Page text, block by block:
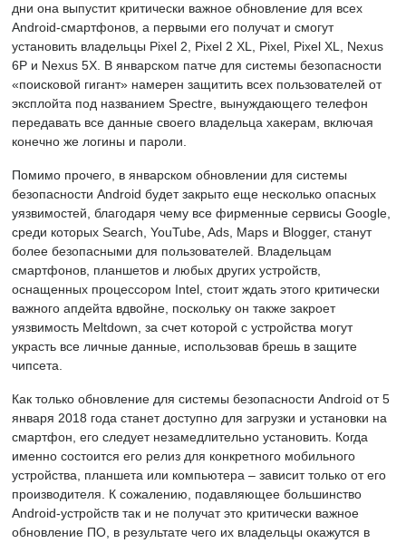
дни она выпустит критически важное обновление для всех
Android-смартфонов, а первыми его получат и смогут
установить владельцы Pixel 2, Pixel 2 XL, Pixel, Pixel XL, Nexus
6P и Nexus 5X. В январском патче для системы безопасности
«поисковой гигант» намерен защитить всех пользователей от
эксплойта под названием Spectre, вынуждающего телефон
передавать все данные своего владельца хакерам, включая
конечно же логины и пароли.
Помимо прочего, в январском обновлении для системы
безопасности Android будет закрыто еще несколько опасных
уязвимостей, благодаря чему все фирменные сервисы Google,
среди которых Search, YouTube, Ads, Maps и Blogger, станут
более безопасными для пользователей. Владельцам
смартфонов, планшетов и любых других устройств,
оснащенных процессором Intel, стоит ждать этого критически
важного апдейта вдвойне, поскольку он также закроет
уязвимость Meltdown, за счет которой с устройства могут
украсть все личные данные, использовав брешь в защите
чипсета.
Как только обновление для системы безопасности Android от 5
января 2018 года станет доступно для загрузки и установки на
смартфон, его следует незамедлительно установить. Когда
именно состоится его релиз для конкретного мобильного
устройства, планшета или компьютера – зависит только от его
производителя. К сожалению, подавляющее большинство
Android-устройств так и не получат это критически важное
обновление ПО, в результате чего их владельцы окажутся в